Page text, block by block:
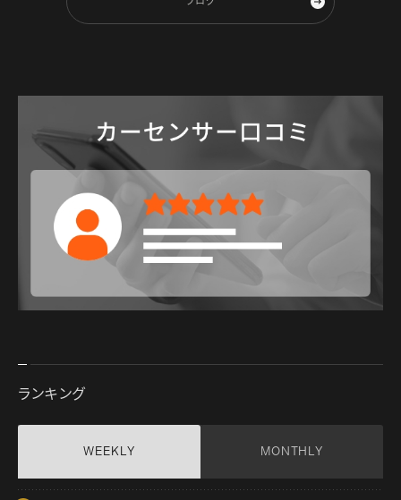
ランキング
WEEKLY MONTHLY